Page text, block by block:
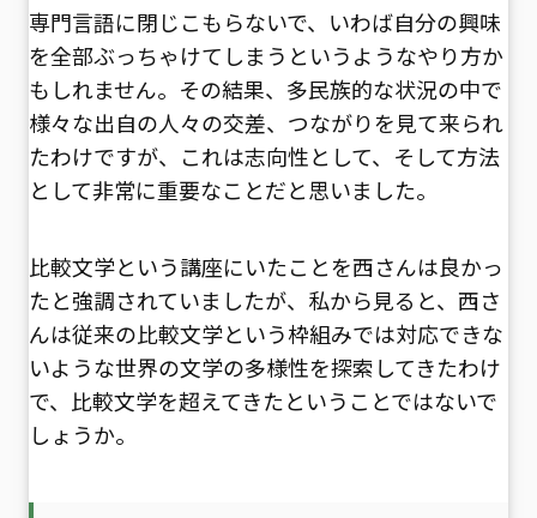
専門言語に閉じこもらないで、いわば自分の興味
を全部ぶっちゃけてしまうというようなやり方か
もしれません。その結果、多民族的な状況の中で
様々な出自の人々の交差、つながりを見て来られ
たわけですが、これは志向性として、そして方法
として非常に重要なことだと思いました。
比較文学という講座にいたことを西さんは良かっ
たと強調されていましたが、私から見ると、西さ
んは従来の比較文学という枠組みでは対応できな
いような世界の文学の多様性を探索してきたわけ
で、比較文学を超えてきたということではないで
しょうか。